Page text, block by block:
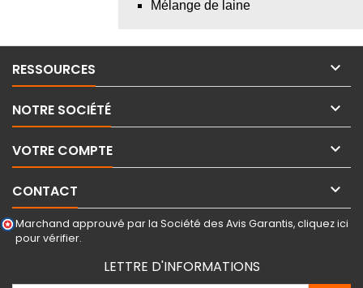
Mélange de laine
RESSOURCES 
NOTRE SOCIÉTÉ 
VOTRE COMPTE 
CONTACT 
Marchand approuvé par la Société des Avis Garantis,cliquez ici
pour vérifier.
LETTRE D'INFORMATIONS